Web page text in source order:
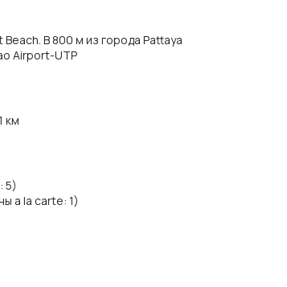
В 800 м из города Pattaya
Airport-UTP
км
5)
a la carte: 1)